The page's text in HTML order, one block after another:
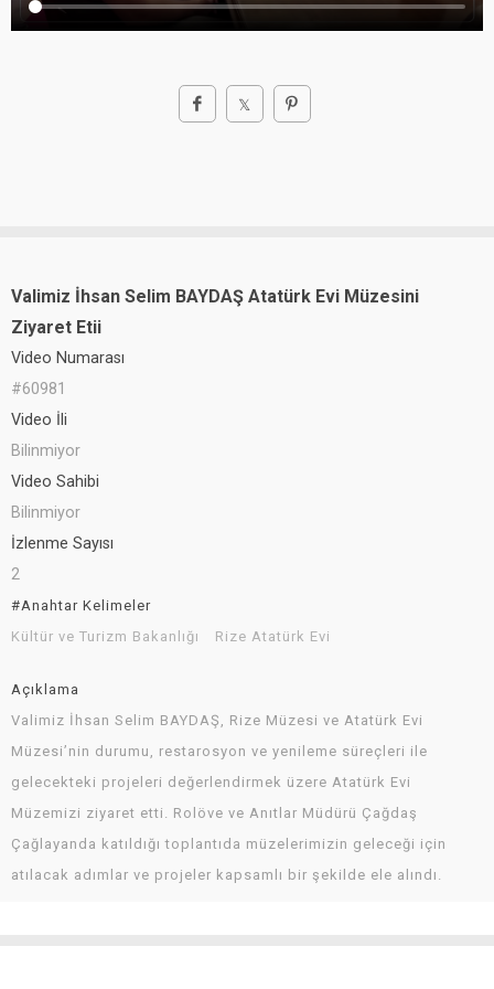
Valimiz İhsan Selim BAYDAŞ Atatürk Evi Müzesini
Ziyaret Etii
Video Numarası
#60981
Video İli
Bilinmiyor
Video Sahibi
Bilinmiyor
İzlenme Sayısı
2
#Anahtar Kelimeler
Kültür ve Turizm Bakanlığı
Rize Atatürk Evi
Açıklama
Valimiz İhsan Selim BAYDAŞ, Rize Müzesi ve Atatürk Evi
Müzesi’nin durumu, restarosyon ve yenileme süreçleri ile
gelecekteki projeleri değerlendirmek üzere Atatürk Evi
Müzemizi ziyaret etti. Rolöve ve Anıtlar Müdürü Çağdaş
Çağlayanda katıldığı toplantıda müzelerimizin geleceği için
atılacak adımlar ve projeler kapsamlı bir şekilde ele alındı.